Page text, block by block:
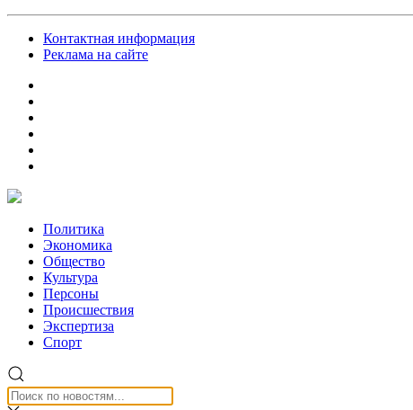
Контактная информация
Реклама на сайте
Политика
Экономика
Общество
Культура
Персоны
Происшествия
Экспертиза
Спорт